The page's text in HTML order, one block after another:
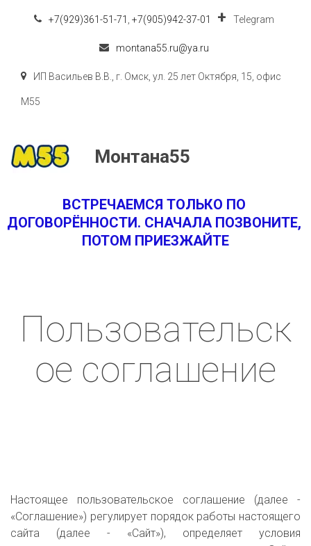
+7(929)361-51-71 +7(905)942-37-01 Telegram
montana55.ru@ya.ru
ИП Васильев В.В. г. Омск ул. 25 лет Октября, 15 офис
M55
Монтана55
ВСТРЕЧАЕМСЯ ТОЛЬКО ПО
ДОГОВОРЁННОСТИ. СНАЧАЛА ПОЗВОНИТЕ,
ПОТОМ ПРИЕЗЖАЙТЕ
Пользовательск
ое соглашение
Настоящее пользовательское соглашение (далее -
«Соглашение») регулирует порядок работы настоящего
сайта (далее - «Сайт»), определяет условия